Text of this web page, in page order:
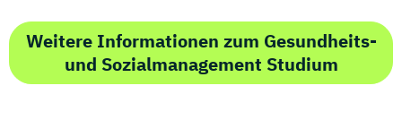
Weitere Informationen zum Gesundheits-
und Sozialmanagement Studium